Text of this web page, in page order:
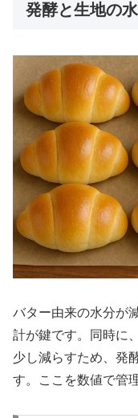
発酵と生地の
バター由来の水分が
計が鍵です。同時に
少し減らすため、発
す。ここを数値で管